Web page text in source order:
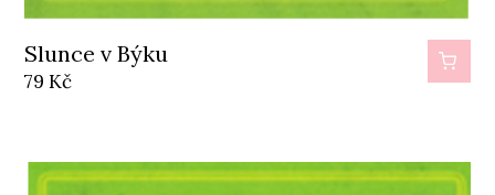
Slunce v Býku
79 Kč